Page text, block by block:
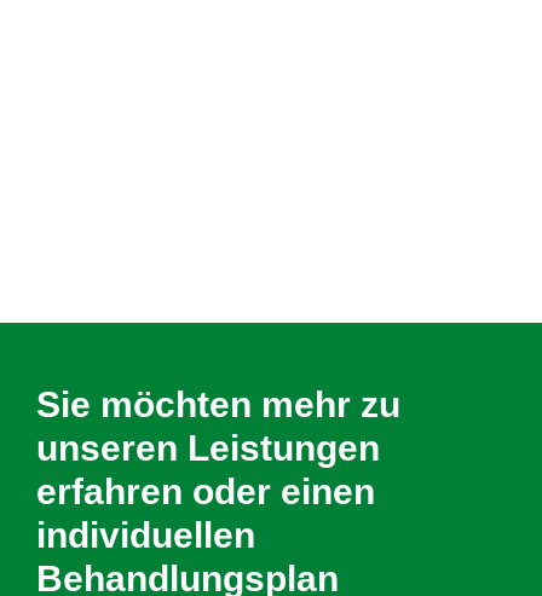
Sie möchten mehr zu
unseren Leistungen
erfahren oder einen
individuellen
Behandlungsplan